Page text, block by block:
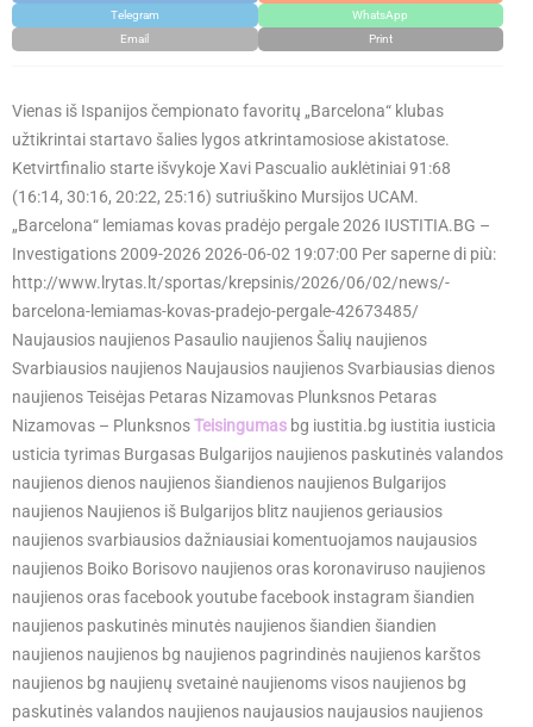
Telegram
WhatsApp
Email
Print
Vienas iš Ispanijos čempionato favoritų „Barcelona“ klubas
užtikrintai startavo šalies lygos atkrintamosiose akistatose.
Ketvirtfinalio starte išvykoje Xavi Pascualio auklėtiniai 91:68
(16:14, 30:16, 20:22, 25:16) sutriuškino Mursijos UCAM.
„Barcelona“ lemiamas kovas pradėjo pergale 2026 IUSTITIA.BG –
Investigations 2009-2026 2026-06-02 19:07:00 Per saperne di più:
http://www.lrytas.lt/sportas/krepsinis/2026/06/02/news/-
barcelona-lemiamas-kovas-pradejo-pergale-42673485/
Naujausios naujienos Pasaulio naujienos Šalių naujienos
Svarbiausios naujienos Naujausios naujienos Svarbiausias dienos
naujienos Teisėjas Petaras Nizamovas Plunksnos Petaras
Nizamovas – PlunksnosTeisingumas bg iustitia.bg iustitia iusticia
usticia tyrimas Burgasas Bulgarijos naujienos paskutinės valandos
naujienos dienos naujienos šiandienos naujienos Bulgarijos
naujienos Naujienos iš Bulgarijos blitz naujienos geriausios
naujienos svarbiausios dažniausiai komentuojamos naujausios
naujienos Boiko Borisovo naujienos oras koronaviruso naujienos
naujienos oras facebook youtube facebook instagram šiandien
naujienos paskutinės minutės naujienos šiandien šiandien
naujienos naujienos bg naujienos pagrindinės naujienos karštos
naujienos bg naujienų svetainė naujienoms visos naujienos bg
paskutinės valandos naujienos naujausios naujausios naujienos